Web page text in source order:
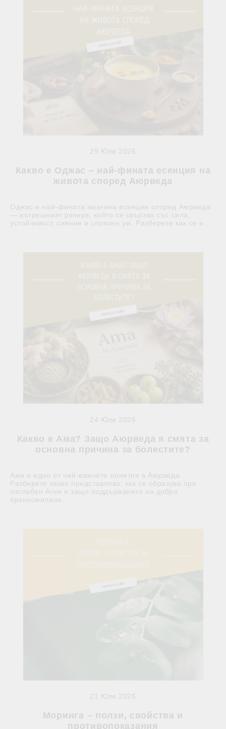
Какво е Оджас – най-фината есенция на
живота според Аюрведа
29 Юли 2026
Оджас е най-фината жизнена есенция според Аюрведа
— вътрешният резерв, който се свързва със сила,
устойчивост, сияние и спокоен ум. Разберете как се и...
Какво е Ама? Защо Аюрведа я смята за
основна причина за болестите?
24 Юли 2026
Ама е едно от най-важните понятия в Аюрведа.
Разберете какво представлява, как се образува при
отслабен Агни и защо поддържането на добро
храносмилане...
Моринга – ползи, свойства и
противопоказания
21 Юли 2026